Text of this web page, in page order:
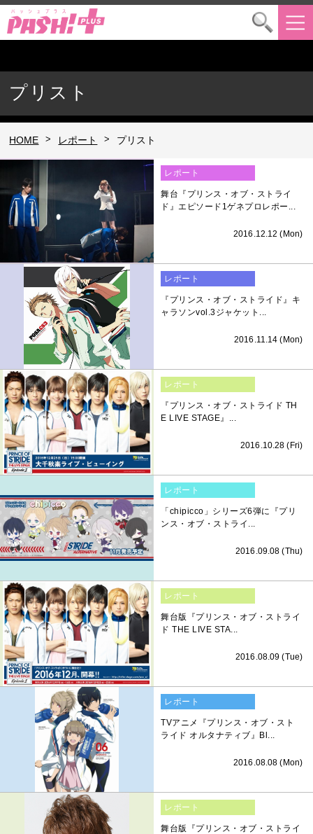
プリスト
HOME > レポート > プリスト
レポート
舞台『プリンス・オブ・ストライ
ド』エピソード1ゲネプロレポー...
2016.12.12 (Mon)
レポート
『プリンス・オブ・ストライド』キ
ャラソンvol.3ジャケット...
2016.11.14 (Mon)
レポート
『プリンス・オブ・ストライド TH
E LIVE STAGE』...
2016.10.28 (Fri)
レポート
「chipicco」シリーズ6弾に『プリ
ンス・オブ・ストライ...
2016.09.08 (Thu)
レポート
舞台版『プリンス・オブ・ストライ
ド THE LIVE STA...
2016.08.09 (Tue)
レポート
TVアニメ『プリンス・オブ・スト
ライド オルタナティブ』Bl...
2016.08.08 (Mon)
レポート
舞台版『プリンス・オブ・ストライ